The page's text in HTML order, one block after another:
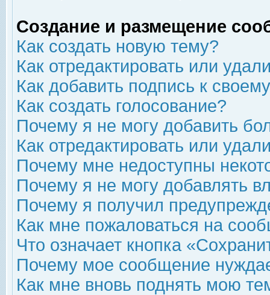
Создание и размещение
Как создать новую тему?
Как отредактировать или
Как добавить подпись к
Как создать голосование?
Почему я не могу добавить
Как отредактировать или
Почему мне недоступны
Почему я не могу добавлять
Почему я получил
Как мне пожаловаться на
Что означает кнопка
Почему мое сообщение
Как мне вновь поднять мою